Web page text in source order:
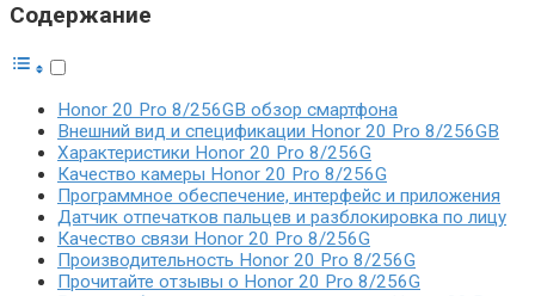
Содержание
Honor 20 Pro 8/256GB обзор смартфона
Внешний вид и спецификации Honor 20 Pro 8/256GB
Характеристики Honor 20 Pro 8/256G
Качество камеры Honor 20 Pro 8/256G
Программное обеспечение, интерфейс и приложения
Датчик отпечатков пальцев и разблокировка по лицу
Качество связи Honor 20 Pro 8/256G
Производительность Honor 20 Pro 8/256G
Прочитайте отзывы о Honor 20 Pro 8/256G